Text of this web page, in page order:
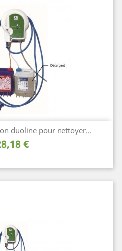
duoline pour nettoyer...
€